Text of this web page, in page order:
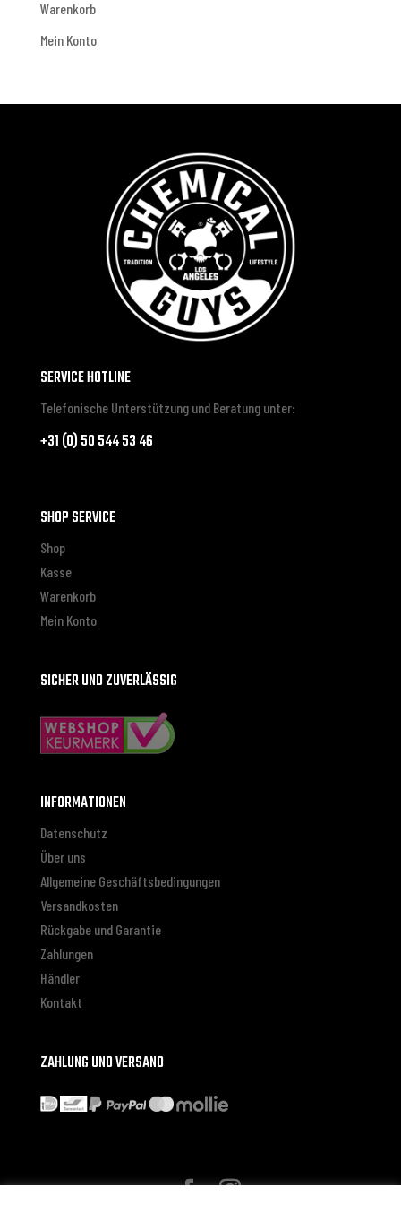
Warenkorb
Mein Konto
SERVICE HOTLINE
Telefonische Unterstützung und Beratung unter:
+31 (0) 50 544 53 46
SHOP SERVICE
Shop
Kasse
Warenkorb
Mein Konto
SICHER UND ZUVERLÄSSIG
INFORMATIONEN
Datenschutz
Über uns
Allgemeine Geschäftsbedingungen
Versandkosten
Rückgabe und Garantie
Zahlungen
Händler
Kontakt
ZAHLUNG UND VERSAND